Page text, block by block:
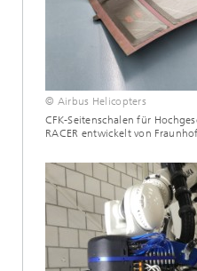
© Airbus Helicopters
CFK-Seitenschalen für
RACER entwickelt von